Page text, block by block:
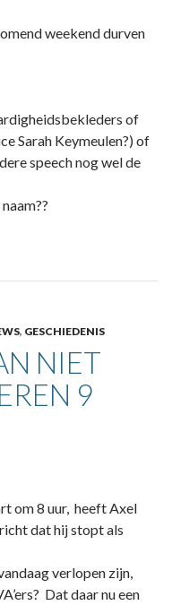
weekend durven
of
Sarah Keymeulen?) of
speech nog wel de
, GESCHIEDENIS
NIET
9
om 8 uur, heeft Axel
dat hij stopt als
verlopen zijn,
Dat daar nu een